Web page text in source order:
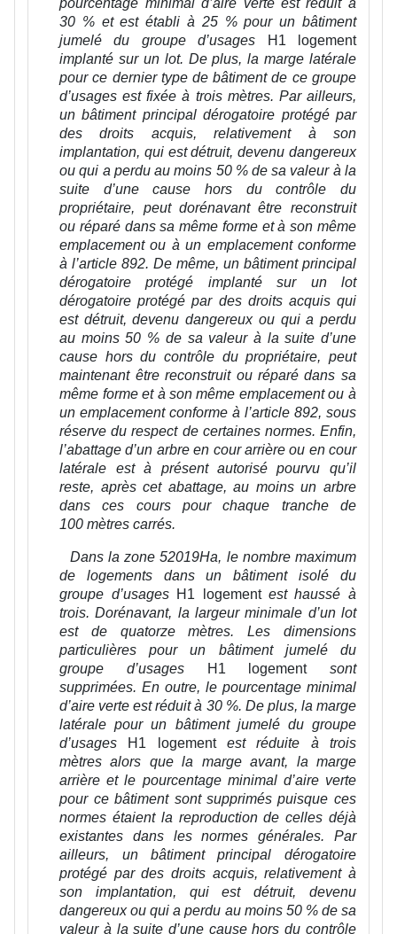
30 % et est établi à 25 % pour un bâtiment
jumelé du groupe d’usages
H1 logement
implanté sur un lot. De plus, la marge latérale
pour ce dernier type de bâtiment de ce groupe
d’usages est fixée à trois mètres. Par ailleurs,
un bâtiment principal dérogatoire protégé par
des droits acquis, relativement à son
implantation, qui est détruit, devenu dangereux
ou qui a perdu au moins 50 % de sa valeur à la
suite d’une cause hors du contrôle du
propriétaire, peut dorénavant être reconstruit
ou réparé dans sa même forme et à son même
emplacement ou à un emplacement conforme
à l’article 892. De même, un bâtiment principal
dérogatoire protégé implanté sur un lot
dérogatoire protégé par des droits acquis qui
est détruit, devenu dangereux ou qui a perdu
au moins 50 % de sa valeur à la suite d’une
cause hors du contrôle du propriétaire, peut
maintenant être reconstruit ou réparé dans sa
même forme et à son même emplacement ou à
un emplacement conforme à l’article 892, sous
réserve du respect de certaines normes. Enfin,
l’abattage d’un arbre en cour arrière ou en cour
latérale est à présent autorisé pourvu qu’il
reste, après cet abattage, au moins un arbre
dans ces cours pour chaque tranche de
100 mètres carrés.
Dans la zone 52019Ha, le nombre maximum
de logements dans un bâtiment isolé du
groupe d’usages H1 logement est haussé à
trois. Dorénavant, la largeur minimale d’un lot
est de quatorze mètres. Les dimensions
particulières pour un bâtiment jumelé du
groupe d’usages
H1 logement sont
supprimées.En outre, le pourcentage minimal
d’aire verte est réduit à 30 %. De plus, la marge
latérale pour un bâtiment jumelé du groupe
d’usages H1 logementest réduite à trois
mètres alors que la marge avant, la marge
arrière et le pourcentage minimal d’aire verte
pour ce bâtiment sont supprimés puisque ces
normes étaient la reproduction de celles déjà
existantes dans les normes générales. Par
ailleurs, un bâtiment principal dérogatoire
protégé par des droits acquis, relativement à
son implantation, qui est détruit, devenu
dangereux ou qui a perdu au moins 50 % de sa
valeur à la suite d’une cause hors du contrôle